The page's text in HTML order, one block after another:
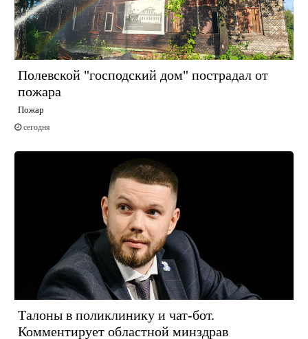
Полевской "господский дом" пострадал от
пожара
Пожар
сегодня
Талоны в поликлинику и чат-бот.
Комментирует областной минздрав